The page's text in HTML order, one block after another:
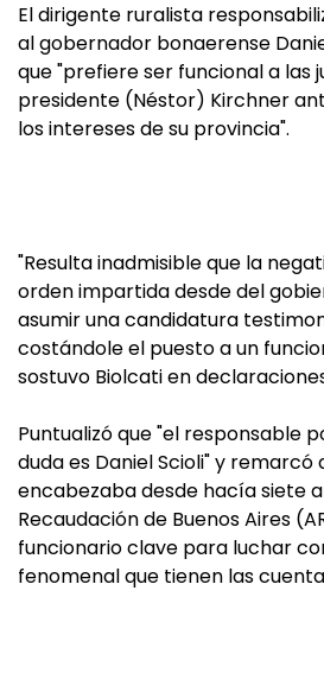
El dirigente ruralista
al gobernador bonaerense
que "prefiere ser funcional a las
presidente (Néstor) Kirchner
los intereses de su provincia".
"Resulta inadmisible que la
orden impartida desde del
asumir una candidatura
costándole el puesto a un
sostuvo Biolcati en
Puntualizó que "el responsable
duda es Daniel Scioli" y remarcó
encabezaba desde hacía siete
Recaudación de Buenos Aires
funcionario clave para luchar
fenomenal que tienen las